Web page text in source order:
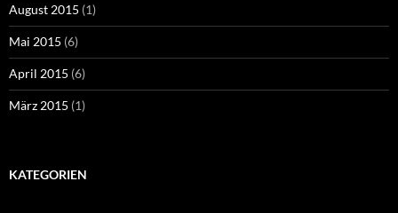
August 2015 (1)
Mai 2015 (6)
April 2015 (6)
März 2015 (1)
KATEGORIEN